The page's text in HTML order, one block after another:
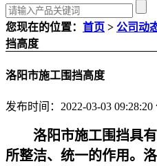
您现在的位置： 首页 > 公司动
挡高度
洛阳市施工围挡高度
发布时间：2022-03-03 09:28:20
洛阳市施工围挡具有
所整洁、统一的作用。